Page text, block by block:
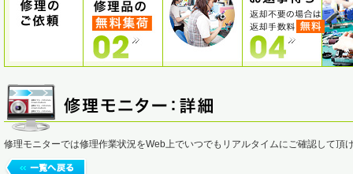
修理モニターでは修理作業状況をWeb上でいつでもリアルタイムにご確認して頂